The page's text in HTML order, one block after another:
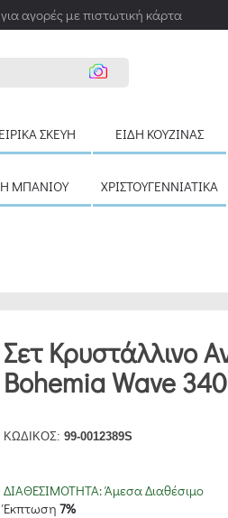
για αγορές με πιστωτική κάρτα
ΣΚΕΎΗ ΕΊΔΗ ΚΟΥΖΊΝΑΣ
ΜΠΆΝΙΟΥ ΧΡΙΣΤΟΥΓΕΝΝΙΆΤΙΚΑ
Σετ Κρυστάλλινο
Bohemia Wave 340
ΚΩΔΙΚΟΣ: 99-0012389S
ΔΙΑΘΕΣΙΜΟΤΗΤΑ:Άμεσα Διαθέσιμο
Έκπτωση 7%